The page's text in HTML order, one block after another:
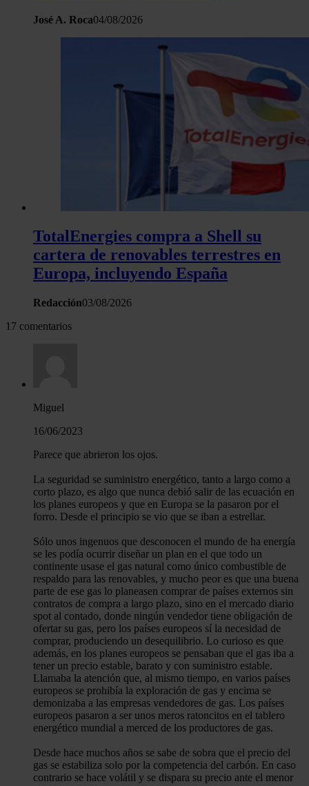
José A. Roca04/08/2026
TotalEnergies compra a Shell su
cartera de renovables terrestres en
Europa, incluyendo España
Redacción03/08/2026
17 comentarios
Miguel
16/06/2023
Parece que abrieron los ojos.
La seguridad se suministro energético, tanto a largo como a
corto plazo, es algo que nunca debió salir de las ecuación en
los planes europeos y que en Europa se la pasaron por el
forro. Desde el principio se vio que se iban a estrellar.
Sólo unos ingenuos que desconocen el mundo de ha energía
se les podía ocurrir diseñar un plan en el que todo un
continente usase el gas natural como único combustible de
respaldo para las renovables, y mucho peor es que una buena
parte de ese gas lo planeasen comprar de países externos sin
contratos de compra a largo plazo, sino en el mercado diario
spot al contado, donde ningún vendedor tiene obligación de
ofertar su gas, pero los países europeos sí la necesidad de
comprar, produciendo un desequilibrio. Lo curioso es que
además, en los planes europeos se pensaban que el gas iba a
tener un precio estable, barato y con suministro estable.
Llamaba la atención que, al mismo tiempo, en varios países
europeos se prohibía la exploración de gas y encima se
demonizaba a las empresas vendedores de gas. Los países
europeos pasaron a ser unos meros ratoncitos en el tablero
energético mundial a merced de los productores de gas.
Desde hace muchos años se sabe de sobra que el precio del
gas se estabiliza solo por la competencia del carbón. En caso
contrario se hace volátil y se dispara su precio ante el menor